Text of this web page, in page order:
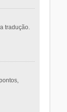
tradução.